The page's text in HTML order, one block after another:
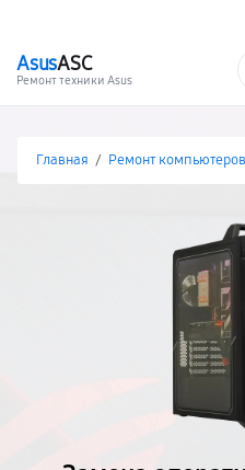
AsusASC
Ремонт техники Asus
Главная / Ремонт компьютеров